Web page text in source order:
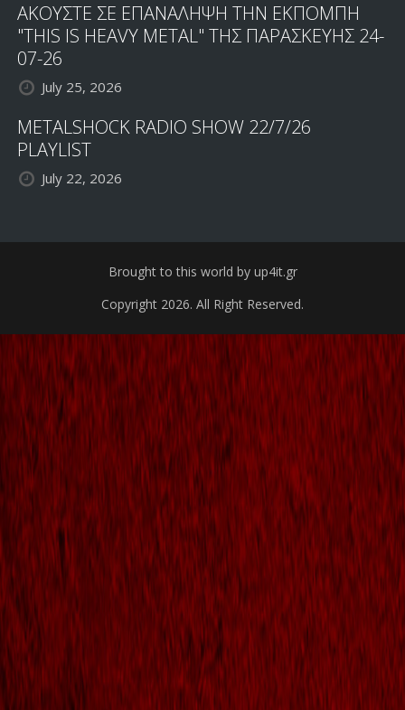
ΑΚΟΥΣΤΕ ΣΕ ΕΠΑΝΑΛΗΨΗ ΤΗΝ ΕΚΠΟΜΠΗ
"THIS IS HEAVY METAL" ΤΗΣ ΠΑΡΑΣΚΕΥΗΣ 24-
07-26
July 25, 2026
METALSHOCK RADIO SHOW 22/7/26
PLAYLIST
July 22, 2026
Brought to this world by up4it.gr
Copyright 2026. All Right Reserved.